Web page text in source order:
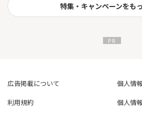
特集・キャンペーンをも
広告掲載について
個人情
利用規約
個人情